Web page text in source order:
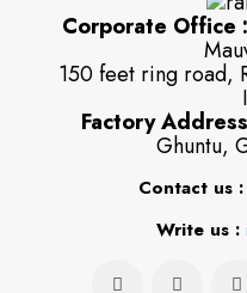
Corporate Office :
150 feet ring road,
Factory
Ghuntu,
Contact us :
Write us :